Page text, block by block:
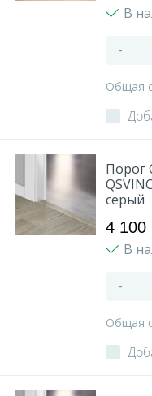
В
-
Общая
Порог
серый
4 100
В
-
Общая